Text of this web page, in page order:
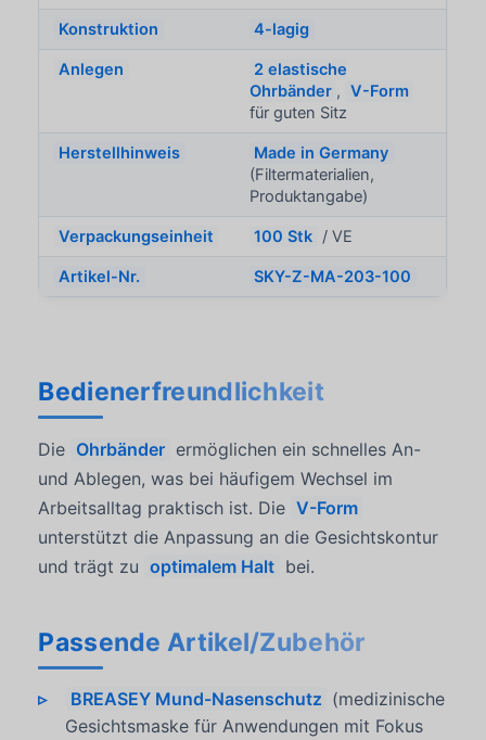
Konstruktion 4-lagig
Anlegen
2 elastische
Ohrbänder , V-Form
für guten Sitz
Herstellhinweis
Made in Germany
(Filtermaterialien,
Produktangabe)
Verpackungseinheit 100 Stk / VE
Artikel-Nr. SKY-Z-MA-203-100
Bedienerfreundlichkeit
Die Ohrbänder ermöglichen ein schnelles An-
und Ablegen, was bei häufigem Wechsel im
Arbeitsalltag praktisch ist. Die V-Form
unterstützt die Anpassung an die Gesichtskontur
und trägt zu optimalem Halt bei.
Passende Artikel/Zubehör
BREASEY Mund-Nasenschutz (medizinische
Gesichtsmaske für Anwendungen mit Fokus